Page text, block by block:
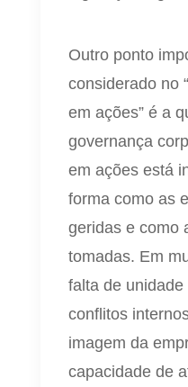
Outro ponto
considerado no
em ações” é a
governança
em ações está
forma como as
geridas e como
tomadas. Em
falta de
conflitos
imagem da
capacidade de